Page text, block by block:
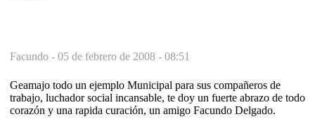
Facundo - 05 de febrero de 2008 - 08:51
Geamajo todo un ejemplo Municipal para sus compañeros de
trabajo, luchador social incansable, te doy un fuerte abrazo de todo
corazón y una rapida curación, un amigo Facundo Delgado.